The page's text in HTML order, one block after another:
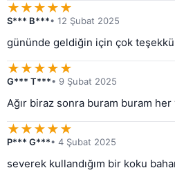
★★★★★
S*** B***• 12 Şubat 2025
gününde geldiğin için çok
★★★★★
G*** T***• 9 Şubat 2025
Ağır biraz sonra buram buram her
★★★★★
P*** G***• 4 Şubat 2025
severek kullandığım bir koku